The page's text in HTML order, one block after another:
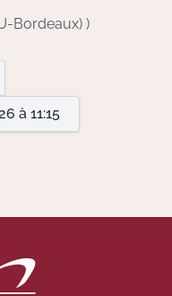
Bordeaux) )
à 11:15